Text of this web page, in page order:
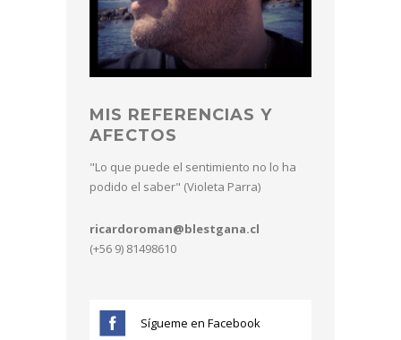
MIS REFERENCIAS Y
AFECTOS
"Lo que puede el sentimiento no lo ha
podido el saber" (Violeta Parra)
ricardoroman@blestgana.cl
(+56 9) 81498610
Sígueme en Facebook